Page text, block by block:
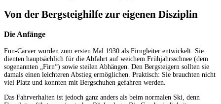
Von der Bergsteighilfe zur eigenen Disziplin
Die Anfänge
Fun-Carver wurden zum ersten Mal 1930 als Firngleiter entwickelt. Sie
dienten hauptsächlich für die Abfahrt auf weichem Frühjahrsschnee (dem
sogenannten „Firn“) sowie steilen Abhängen. Den Bergsteigern sollten sie
damals einen leichteren Abstieg ermöglichen. Praktisch: Sie brauchten nicht
viel Platz und konnten mit Bergschuhen gefahren werden.
Das Fahrverhalten ist jedoch ganz anders als beim normalen Ski, denn